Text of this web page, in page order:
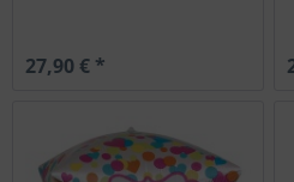
27,90 € *